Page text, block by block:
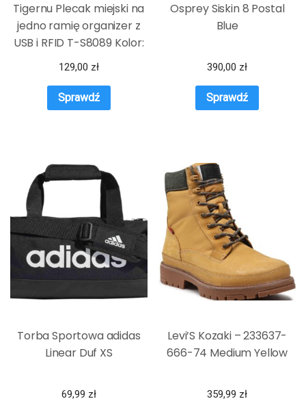
Tigernu Plecak miejski na
jedno ramię organizer z
USB i RFID T-S8089 Kolor:
czarny
129,00 zł
Sprawdź
Osprey Siskin 8 Postal
Blue
390,00 zł
Sprawdź
Torba Sportowa adidas
Linear Duf XS
69,99 zł
Levi’S Kozaki – 233637-
666-74 Medium Yellow
359,99 zł